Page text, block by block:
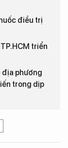
điều trị
triển
địa phương
trong dịp